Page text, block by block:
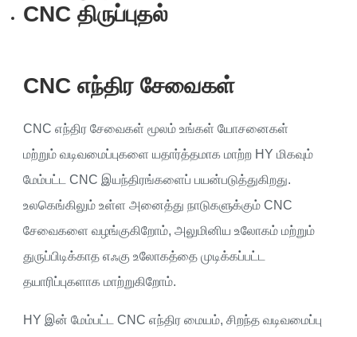
CNC திருப்புதல்
CNC எந்திர சேவைகள்
CNC எந்திர சேவைகள் மூலம் உங்கள் யோசனைகள்
மற்றும் வடிவமைப்புகளை யதார்த்தமாக மாற்ற HY மிகவும்
மேம்பட்ட CNC இயந்திரங்களைப் பயன்படுத்துகிறது.
உலகெங்கிலும் உள்ள அனைத்து நாடுகளுக்கும் CNC
சேவைகளை வழங்குகிறோம், அலுமினிய உலோகம் மற்றும்
துருப்பிடிக்காத எஃகு உலோகத்தை முடிக்கப்பட்ட
தயாரிப்புகளாக மாற்றுகிறோம்.
HY இன் மேம்பட்ட CNC எந்திர மையம், சிறந்த வடிவமைப்பு